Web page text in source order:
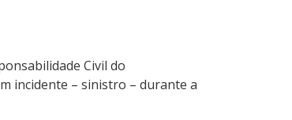
Civil do
incidente – sinistro – durante a